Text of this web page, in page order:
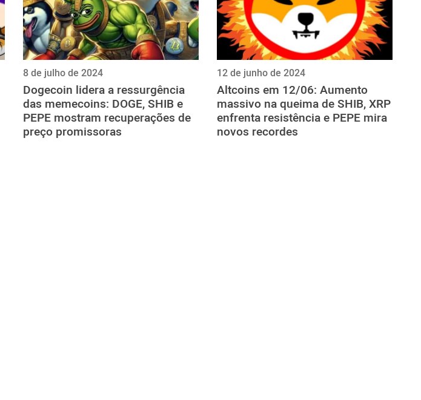
8 de julho de 2024
Dogecoin lidera a ressurgência
das memecoins: DOGE, SHIB e
PEPE mostram recuperações de
preço promissoras
12 de junho de 2024
Altcoins em 12/06: Aumento
massivo na queima de SHIB, XRP
enfrenta resistência e PEPE mira
novos recordes